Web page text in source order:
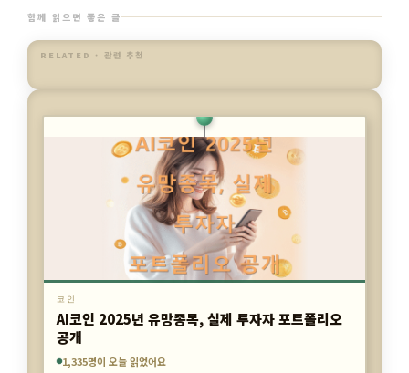
함께 읽으면 좋은 글
RELATED · 관련 추천
코인
1,335명이 오늘 읽었어요
코인
2025년 비트코인 반감기 이후 진짜로 상승장은 언
제 올까?
6,349명이 오늘 읽었어요